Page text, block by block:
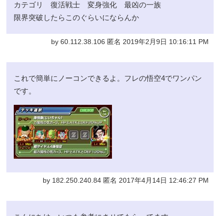
カテゴリ 復活戦士 変身強化 最凶の一族
限界突破したらこのぐらいにならんか
by 60.112.38.106 匿名 2019年2月9日 10:16:11 PM
これで簡単にノーコンできるよ。フレの悟空4でワンパン
です。
by 182.250.240.84 匿名 2017年4月14日 12:46:27 PM